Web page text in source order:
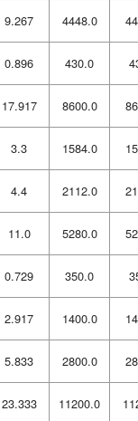
9.267 4448.0
0.896 430.0
17.917 8600.0
3.3 1584.0
4.4 2112.0
11.0 5280.0
0.729 350.0
2.917 1400.0
5.833 2800.0
23.333 11200.0